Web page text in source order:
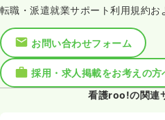
転職・派遣就業サポート利用規約お
お問い合わせフォーム
採用・求人掲載をお考えの方
看護roo!の関連